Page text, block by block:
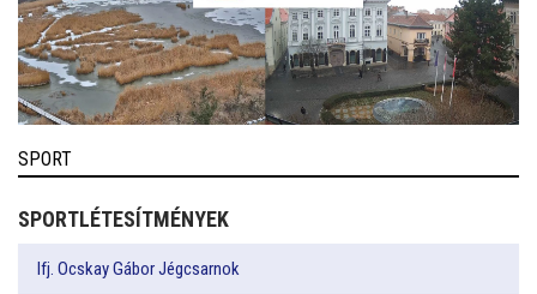
SPORT
SPORTLÉTESÍTMÉNYEK
Ifj. Ocskay Gábor Jégcsarnok